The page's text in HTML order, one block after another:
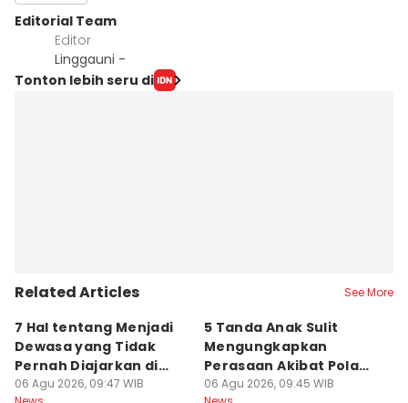
Editorial Team
Editor
Linggauni -
Tonton lebih seru di
Related Articles See More
7 Hal tentang Menjadi
Dewasa yang Tidak
Pernah Diajarkan di
Sekolah
06 Agu 2026, 09:47 WIB
5 Tanda Anak Sulit
Mengungkapkan
Perasaan Akibat Pola
Asuh Orangtua
06 Agu 2026, 09:45 WIB